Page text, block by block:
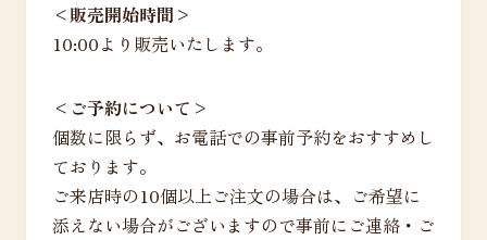
<販売開始時間>
10:00より販売いたします。
<ご予約について>
個数に限らず、お電話での事前予約をおすすめし
ております。
ご来店時の10個以上ご注文の場合は、ご希望に
添えない場合がございますので事前にご連絡・ご